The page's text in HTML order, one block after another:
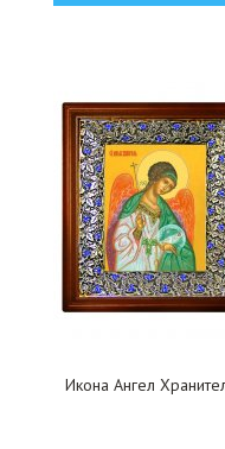
Икона Ангел